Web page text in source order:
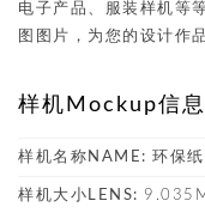
电子产品、服装样机等
图图片，为您的设计作
样机Mockup信
样机名称NAME: 环保
样机大小LENS: